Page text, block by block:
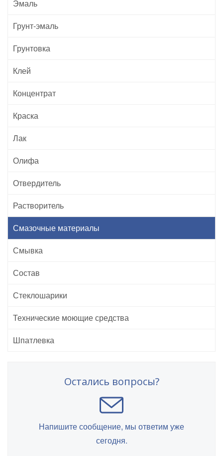
Эмаль
Грунт-эмаль
Грунтовка
Клей
Концентрат
Краска
Лак
Олифа
Отвердитель
Растворитель
Смазочные материалы
Смывка
Состав
Стеклошарики
Технические моющие средства
Шпатлевка
Остались вопросы?
Напишите сообщение, мы ответим уже
сегодня.